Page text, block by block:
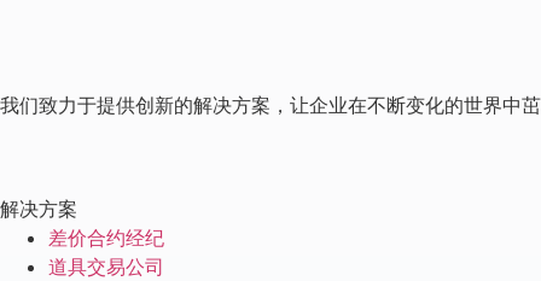
我们致力于提供创新的解决方案，让企业在不断变化的世界中
解决方案
差价合约经纪
道具交易公司